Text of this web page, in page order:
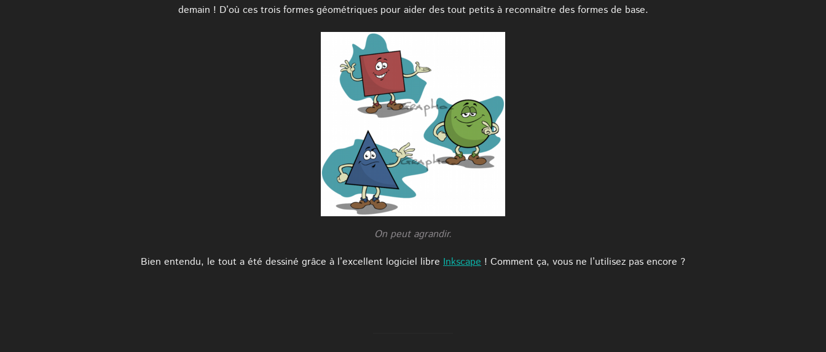
demain ! D’où ces trois formes géométriques pour aider des tout petits à reconnaître des formes de base.
On peut agrandir.
Bien entendu, le tout a été dessiné grâce à l’excellent logiciel libre Inkscape ! Comment ça, vous ne l’utilisez pas encore ?